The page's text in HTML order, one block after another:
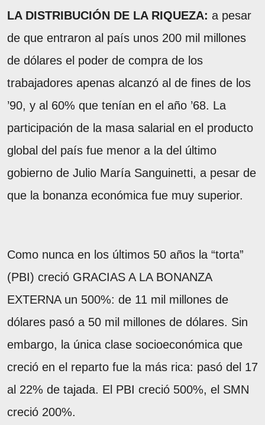
LA DISTRIBUCIÓN DE LA RIQUEZA: a pesar
de que entraron al país unos 200 mil millones
de dólares el poder de compra de los
trabajadores apenas alcanzó al de fines de los
’90, y al 60% que tenían en el año ’68. La
participación de la masa salarial en el producto
global del país fue menor a la del último
gobierno de Julio María Sanguinetti, a pesar de
que la bonanza económica fue muy superior.
Como nunca en los últimos 50 años la “torta”
(PBI) creció GRACIAS A LA BONANZA
EXTERNA un 500%: de 11 mil millones de
dólares pasó a 50 mil millones de dólares. Sin
embargo, la única clase socioeconómica que
creció en el reparto fue la más rica: pasó del 17
al 22% de tajada. El PBI creció 500%, el SMN
creció 200%.